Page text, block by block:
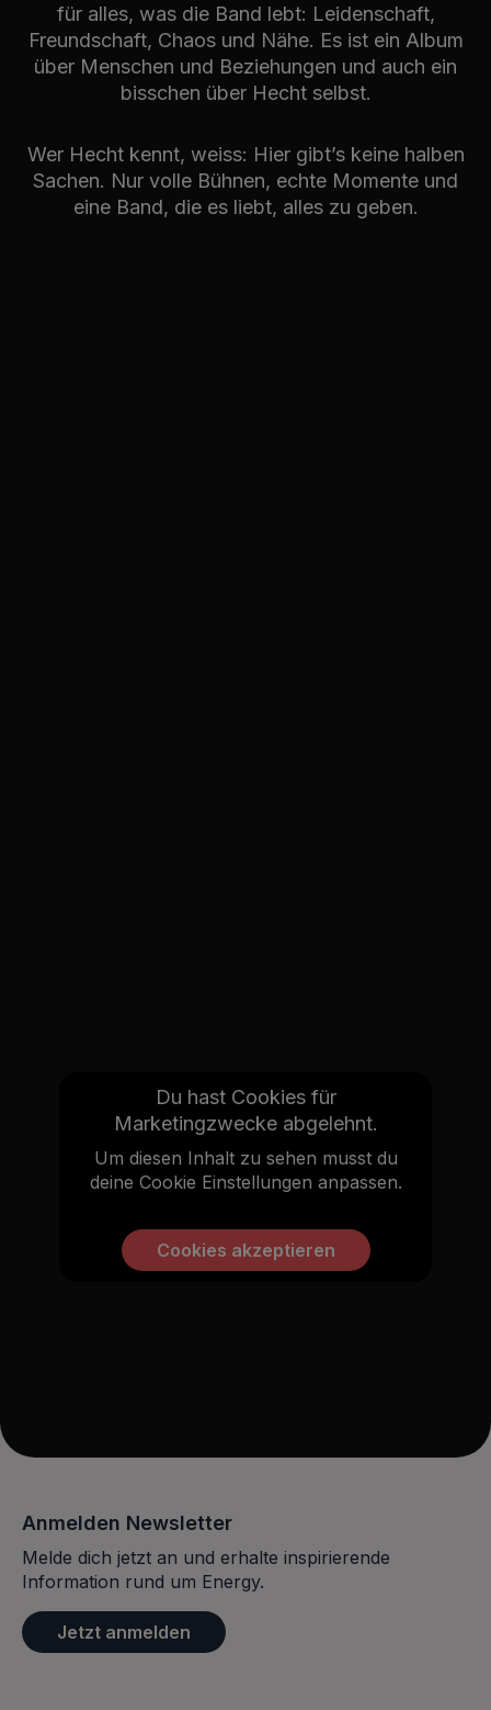
für alles, was die Band lebt: Leidenschaft,
Freundschaft, Chaos und Nähe. Es ist ein Album
über Menschen und Beziehungen und auch ein
bisschen über Hecht selbst.
Wer Hecht kennt, weiss: Hier gibt’s keine halben
Sachen. Nur volle Bühnen, echte Momente und
eine Band, die es liebt, alles zu geben.
Du hast Cookies für
Marketingzwecke abgelehnt.
Um diesen Inhalt zu sehen musst du
deine Cookie Einstellungen anpassen.
Cookies akzeptieren
Anmelden Newsletter
Melde dich jetzt an und erhalte inspirierende
Information rund um Energy.
Jetzt anmelden